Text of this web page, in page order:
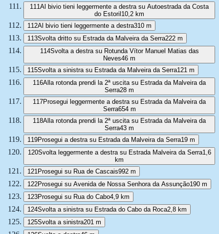
111Al bivio tieni leggermente a destra su Autoestrada da Costa
do Estoril10,2 km
112Al bivio tieni leggermente a destra310 m
113Svolta dritto su Estrada da Malveira da Serra222 m
114Svolta a destra su Rotunda Vítor Manuel Matias das
Neves46 m
115Svolta a sinistra su Estrada da Malveira da Serra121 m
116Alla rotonda prendi la 2ª uscita su Estrada da Malveira da
Serra28 m
117Prosegui leggermente a destra su Estrada da Malveira da
Serra654 m
118Alla rotonda prendi la 2ª uscita su Estrada da Malveira da
Serra43 m
119Prosegui a destra su Estrada da Malveira da Serra19 m
120Svolta leggermente a destra su Estrada Malveira da Serra1,6
km
121 Prosegui su Rua de Cascais992 m
122Prosegui su Avenida de Nossa Senhora da Assunção190 m
123Prosegui su Rua do Cabo4,9 km
124Svolta a sinistra su Estrada do Cabo da Roca2,8 km
125Svolta a sinistra201 m